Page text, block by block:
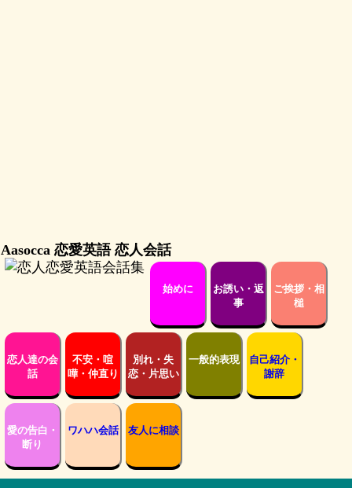
Aasocca 恋愛英語 恋人会話
始めに
お誘い・返
事
ご挨拶・相
槌
恋人達の会
話
不安・喧
嘩・仲直り
別れ・失
恋・片思い
一般的表現
自己紹介・
謝辞
愛の告白・
断り
ワハハ会話 友人に相談